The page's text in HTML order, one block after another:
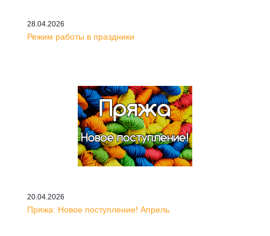
28.04.2026
Режим работы в праздники
20.04.2026
Пряжа: Новое поступление! Апрель